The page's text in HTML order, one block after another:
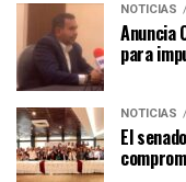
NOTICIAS
Anuncia
para
NOTICIAS
El